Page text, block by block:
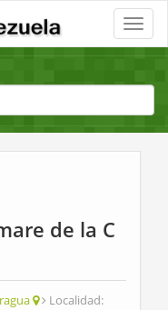
Toggle
de la C
Localidad: